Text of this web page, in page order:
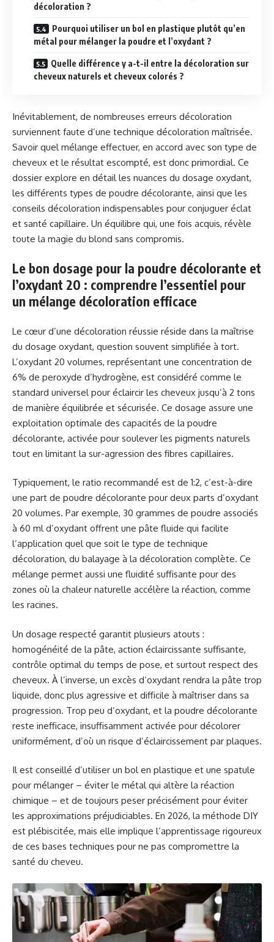
décoloration ?
Pourquoi utiliser un bol en plastique plutôt qu’en
métal pour mélanger la poudre et l’oxydant ?
Quelle différence y a-t-il entre la décoloration sur
cheveux naturels et cheveux colorés ?
Inévitablement, de nombreuses erreurs décoloration
surviennent faute d’une technique décoloration maîtrisée.
Savoir quel mélange effectuer, en accord avec son type de
cheveux et le résultat escompté, est donc primordial. Ce
dossier explore en détail les nuances du dosage oxydant,
les différents types de poudre décolorante, ainsi que les
conseils décoloration indispensables pour conjuguer éclat
et santé capillaire. Un équilibre qui, une fois acquis, révèle
toute la magie du blond sans compromis.
Le bon dosage pour la poudre décolorante et
l’oxydant 20 : comprendre l’essentiel pour
un mélange décoloration efficace
Le cœur d’une décoloration réussie réside dans la maîtrise
du dosage oxydant, question souvent simplifiée à tort.
L’oxydant 20 volumes, représentant une concentration de
6% de peroxyde d’hydrogène, est considéré comme le
standard universel pour éclaircir les cheveux jusqu’à 2 tons
de manière équilibrée et sécurisée. Ce dosage assure une
exploitation optimale des capacités de la poudre
décolorante, activée pour soulever les pigments naturels
tout en limitant la sur-agression des fibres capillaires.
Typiquement, le ratio recommandé est de 1:2, c’est-à-dire
une part de poudre décolorante pour deux parts d’oxydant
20 volumes. Par exemple, 30 grammes de poudre associés
à 60 ml d’oxydant offrent une pâte fluide qui facilite
l’application quel que soit le type de technique
décoloration, du balayage à la décoloration complète. Ce
mélange permet aussi une fluidité suffisante pour des
zones où la chaleur naturelle accélère la réaction, comme
les racines.
Un dosage respecté garantit plusieurs atouts :
homogénéité de la pâte, action éclaircissante suffisante,
contrôle optimal du temps de pose, et surtout respect des
cheveux. À l’inverse, un excès d’oxydant rendra la pâte trop
liquide, donc plus agressive et difficile à maîtriser dans sa
progression. Trop peu d’oxydant, et la poudre décolorante
reste inefficace, insuffisamment activée pour décolorer
uniformément, d’où un risque d’éclaircissement par plaques.
Il est conseillé d’utiliser un bol en plastique et une spatule
pour mélanger – éviter le métal qui altère la réaction
chimique – et de toujours peser précisément pour éviter
les approximations préjudiciables. En 2026, la méthode DIY
est plébiscitée, mais elle implique l’apprentissage rigoureux
de ces bases techniques pour ne pas compromettre la
santé du cheveu.